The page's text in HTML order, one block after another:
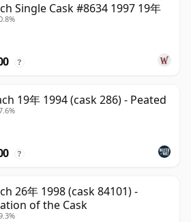
Single Cask #8634 1997 19年
?
19年 1994 (cask 286) - Peated
?
26年 1998 (cask 84101) -
of the Cask